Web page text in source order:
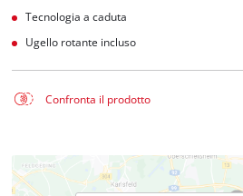
Tecnologia a caduta
Ugello rotante incluso
Confronta il prodotto